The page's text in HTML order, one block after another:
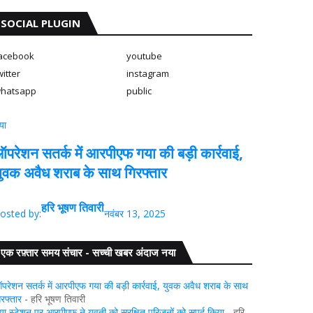
SOCIAL PLUGIN
youtube
instagram
public
सतर्क में आरपीएफ गया की बड़ी कार्रवाई,
अवैध शराब के साथ गिरफ्तार
by:हरि भूषण तिवारीनवंबर 13, 2025
एक रफ़्तार समय संचार - सच्ची खबर अंदाज नया
सतर्क में आरपीएफ गया की बड़ी कार्रवाई, युवक अवैध शराब के साथ
- हरि भूषण तिवारी